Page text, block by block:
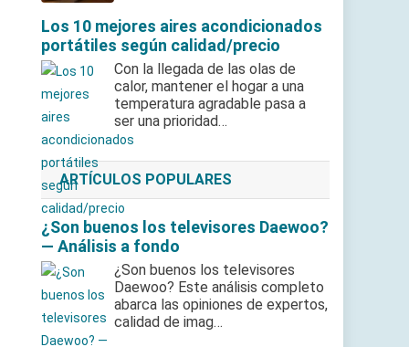
Los 10 mejores aires acondicionados
portátiles según calidad/precio
Con la llegada de las olas de
calor, mantener el hogar a una
temperatura agradable pasa a
ser una prioridad…
ARTÍCULOS POPULARES
¿Son buenos los televisores Daewoo?
— Análisis a fondo
¿Son buenos los televisores
Daewoo? Este análisis completo
abarca las opiniones de expertos,
calidad de imag…